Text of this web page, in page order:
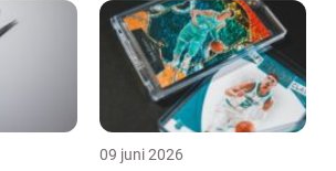
09 juni 2026